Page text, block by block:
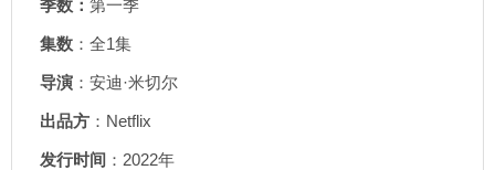
季数： 第一季
集数 ：全1集
导演 ：安迪·米切尔
出品方 ：Netflix
发行时间 ：2022年